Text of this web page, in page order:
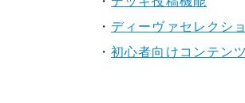
・ ディーヴァセレクシ
・初心者向けコンテンツ